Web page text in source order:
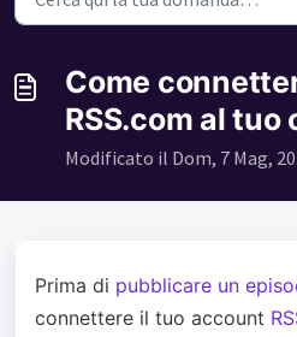
Come
RSS.com al tuo
Modificato il Dom, 7 Mag,
Prima di pubblicare un
connettere il tuo account